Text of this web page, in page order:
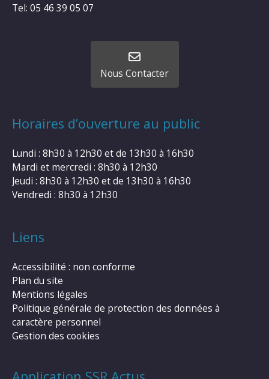
Tel: 05 46 39 05 07
Nous Contacter
Horaires d’ouverture au public
Lundi : 8h30 à 12h30 et de 13h30 à 16h30
Mardi et mercredi : 8h30 à 12h30
Jeudi : 8h30 à 12h30 et de 13h30 à 16h30
Vendredi : 8h30 à 12h30
Liens
Accessibilité : non conforme
Plan du site
Mentions légales
Politique générale de protection des données à
caractère personnel
Gestion des cookies